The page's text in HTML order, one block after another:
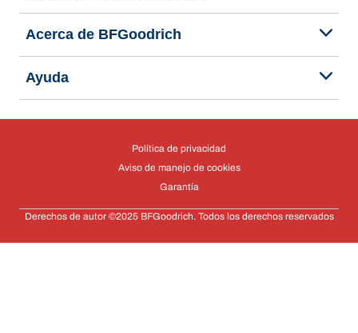
Acerca de BFGoodrich
Ayuda
Política de privacidad
Aviso de manejo de cookies
Garantía
Derechos de autor ©2025 BFGoodrich. Todos los derechos reservados